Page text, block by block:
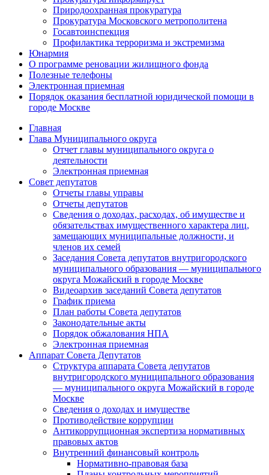
Природоохранная прокуратура
Прокуратура Московского метрополитена
Госавтоинспекция
Профилактика терроризма и экстремизма
Юнармия
О программе реновации жилищного фонда
Полезные телефоны
Электронная приемная
Порядок оказания бесплатной юридической помощи в
городе Москве
Главная
Глава Муниципального округа
Отчет главы муниципального округа о
деятельности
Электронная приемная
Совет депутатов
Отчеты главы управы
Отчеты депутатов
Сведения о доходах, расходах, об имуществе и
обязательствах имущественного характера лиц,
замещающих муниципальные должности, и
членов их семей
Заседания Совета депутатов внутригородского
муниципального образования — муниципального
округа Можайский в городе Москве
Видеоархив заседаний Совета депутатов
График приема
План работы Совета депутатов
Законодательные акты
Порядок обжалования НПА
Электронная приемная
Аппарат Совета Депутатов
Структура аппарата Совета депутатов
внутригородского муниципального образования
— муниципального округа Можайский в городе
Москве
Сведения о доходах и имуществе
Противодействие коррупции
Антикоррупционная экспертиза нормативных
правовых актов
Внутренний финансовый контроль
Нормативно-правовая база